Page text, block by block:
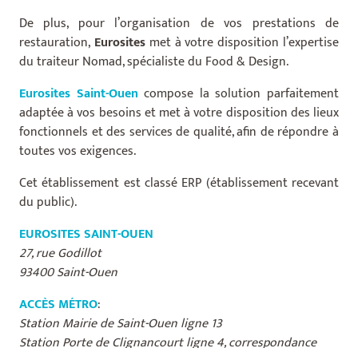
De plus, pour l’organisation de vos prestations de
restauration, Eurositesmet à votre disposition l’expertise
du traiteur Nomad, spécialiste du Food & Design.
Eurosites Saint-Ouen compose la solution parfaitement
adaptée à vos besoins et met à votre disposition des lieux
fonctionnels et des services de qualité, afin de répondre à
toutes vos exigences.
Cet établissement est classé ERP (établissement recevant
du public).
EUROSITES SAINT-OUEN
27, rue Godillot
93400 Saint-Ouen
ACCÈS MÉTRO:
Station Mairie de Saint-Ouen ligne 13
Station Porte de Clignancourt ligne 4, correspondance